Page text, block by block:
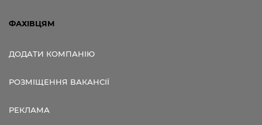
ФАХІВЦЯМ
ДОДАТИ КОМПАНІЮ
РОЗМІЩЕННЯ ВАКАНСІЇ
РЕКЛАМА